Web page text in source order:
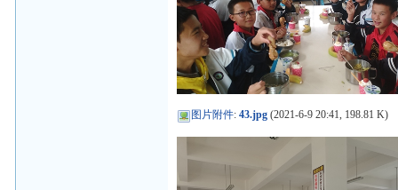
图片附件:43.jpg (2021-6-9 20:41, 198.81 K)